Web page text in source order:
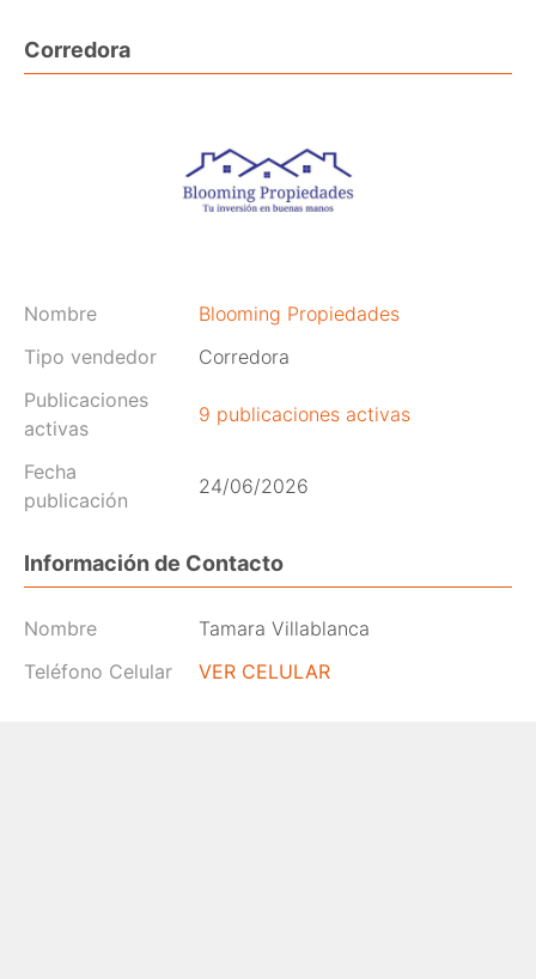
Corredora
Nombre
Blooming Propiedades
Tipo vendedor
Corredora
Publicaciones
activas
9 publicaciones activas
Fecha
publicación
24/06/2026
Información de Contacto
Nombre
Tamara Villablanca
Teléfono Celular
VER CELULAR